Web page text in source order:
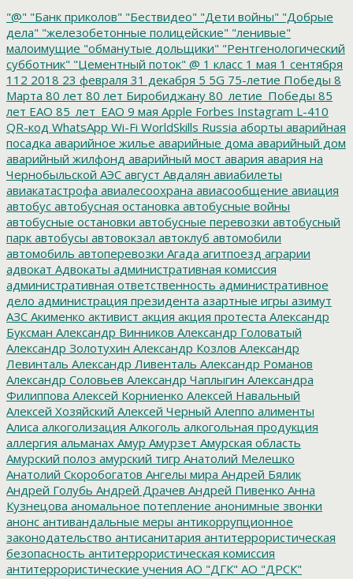
"@" "Банк приколов" "Бествидео" "Дети войны" "Добрые
дела" "железобетонные полицейские" "ленивые"
малоимущие "обманутые дольщики" "Рентгенологический
субботник" "Цементный поток" @ 1 класс 1 мая 1 сентября
112 2018 23 февраля 31 декабря 5 5G 75-летие Победы 8
Марта 80 лет 80 лет Биробиджану 80_летие_Победы 85
лет ЕАО 85_лет_ЕАО 9 мая Apple Forbes Instagram L-410
QR-код WhatsApp Wi-Fi WorldSkills Russia аборты аварийная
посадка аварийное жилье аварийные дома аварийный дом
аварийный жилфонд аварийный мост авария авария на
Чернобыльской АЭС август Авдалян авиабилеты
авиакатастрофа авиалесоохрана авиасообщение авиация
автобус автобусная остановка автобусные войны
автобусные остановки автобусные перевозки автобусный
парк автобусы автовокзал автоклуб автомобили
автомобиль автоперевозки Агада агитпоезд аграрии
адвокат Адвокаты административная комиссия
административная ответственность административное
дело администрация президента азартные игры азимут
АЗС Акименко активист акция акция протеста Александр
Буксман Александр Винников Александр Головатый
Александр Золотухин Александр Козлов Александр
Левинталь Александр Ливенталь Александр Романов
Александр Соловьев Александр Чаплыгин Александра
Филиппова Алексей Корниенко Алексей Навальный
Алексей Хозяйский Алексей Черный Алеппо алименты
Алиса алкоголизация Алкоголь алкогольная продукция
аллергия альманах Амур Амурзет Амурская область
Амурский полоз амурский тигр Анатолий Мелешко
Анатолий Скоробогатов Ангелы мира Андрей Бялик
Андрей Голубь Андрей Драчев Андрей Пивенко Анна
Кузнецова аномальное потепление анонимные звонки
анонс антивандальные меры антикоррупционное
законодательство антисанитария антитеррористическая
безопасность антитеррористическая комиссия
антитеррористические учения АО "ДГК" АО "ДРСК"